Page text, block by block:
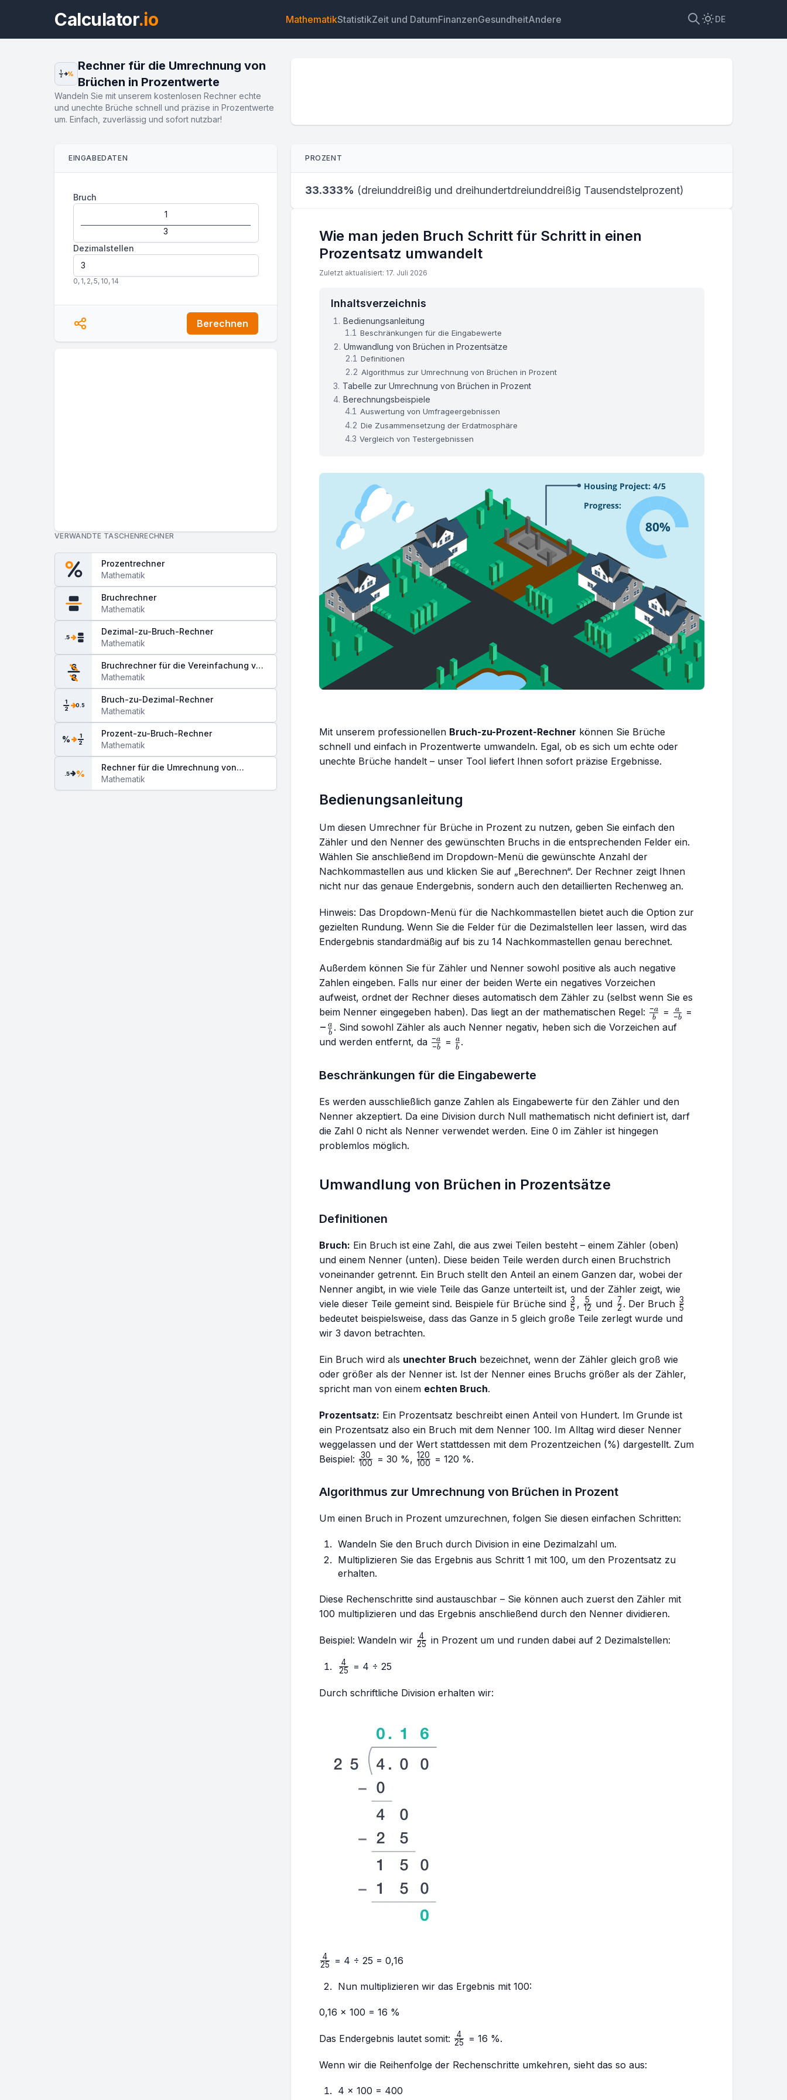
Calculator.io MathematikStatistikZeit und DatumFinanzenGesundheitAndere DE
1
2
%
Rechner für die Umrechnung von
Brüchen in Prozentwerte
Wandeln Sie mit unserem kostenlosen Rechner echte
und unechte Brüche schnell und präzise in Prozentwerte
um. Einfach, zuverlässig und sofort nutzbar!
EINGABEDATEN
Bruch
Dezimalstellen
0, 1, 2,5, 10, 14
Berechnen
VERWANDTE TASCHENRECHNER
Prozentrechner
Mathematik
Bruchrechner
Mathematik
.5
Dezimal-zu-Bruch-Rechner
Mathematik
6
8
Bruchrechner für die Vereinfachung von
Brüchen
Mathematik
1
2 0.5
Bruch-zu-Dezimal-Rechner
Mathematik
% 1
2
Prozent-zu-Bruch-Rechner
Mathematik
.5 %
Rechner für die Umrechnung von
Dezimal in Prozent
Mathematik
PROZENT
33.333% (dreiunddreißig und dreihundertdreiunddreißig Tausendstelprozent)
Wie man jeden Bruch Schritt für Schritt in einen
Prozentsatz umwandelt
Zuletzt aktualisiert: 17. Juli 2026
Inhaltsverzeichnis
Bedienungsanleitung
Beschränkungen für die Eingabewerte
Umwandlung von Brüchen in Prozentsätze
Definitionen
Algorithmus zur Umrechnung von Brüchen in Prozent
Tabelle zur Umrechnung von Brüchen in Prozent
Berechnungsbeispiele
Auswertung von Umfrageergebnissen
Die Zusammensetzung der Erdatmosphäre
Vergleich von Testergebnissen
Mit unserem professionellen Bruch-zu-Prozent-Rechner können Sie Brüche
schnell und einfach in Prozentwerte umwandeln. Egal, ob es sich um echte oder
unechte Brüche handelt – unser Tool liefert Ihnen sofort präzise Ergebnisse.
Bedienungsanleitung
Um diesen Umrechner für Brüche in Prozent zu nutzen, geben Sie einfach den
Zähler und den Nenner des gewünschten Bruchs in die entsprechenden Felder ein.
Wählen Sie anschließend im Dropdown-Menü die gewünschte Anzahl der
Nachkommastellen aus und klicken Sie auf „Berechnen“. Der Rechner zeigt Ihnen
nicht nur das genaue Endergebnis, sondern auch den detaillierten Rechenweg an.
Hinweis: Das Dropdown-Menü für die Nachkommastellen bietet auch die Option zur
gezielten Rundung. Wenn Sie die Felder für die Dezimalstellen leer lassen, wird das
Endergebnis standardmäßig auf bis zu 14 Nachkommastellen genau berechnet.
Außerdem können Sie für Zähler und Nenner sowohl positive als auch negative
Zahlen eingeben. Falls nur einer der beiden Werte ein negatives Vorzeichen
aufweist, ordnet der Rechner dieses automatisch dem Zähler zu (selbst wenn Sie es
beim Nenner eingegeben haben). Das liegt an der mathematischen Regel: \frac{-
a}{b}
b
−a = \frac{a}
{-b}
−b
a =
-
\frac{a}
− b
a . Sind sowohl Zähler als auch Nenner negativ, heben sich die Vorzeichen auf
und werden entfernt, da \frac{-
−b
−a = \frac{a}
b
a .
Beschränkungen für die Eingabewerte
Es werden ausschließlich ganze Zahlen als Eingabewerte für den Zähler und den
Nenner akzeptiert. Da eine Division durch Null mathematisch nicht definiert ist, darf
die Zahl 0 nicht als Nenner verwendet werden. Eine 0 im Zähler ist hingegen
problemlos möglich.
Umwandlung von Brüchen in Prozentsätze
Definitionen
Bruch: Ein Bruch ist eine Zahl, die aus zwei Teilen besteht – einem Zähler (oben)
und einem Nenner (unten). Diese beiden Teile werden durch einen Bruchstrich
voneinander getrennt. Ein Bruch stellt den Anteil an einem Ganzen dar, wobei der
Nenner angibt, in wie viele Teile das Ganze unterteilt ist, und der Zähler zeigt, wie
viele dieser Teile gemeint sind. Beispiele für Brüche sind \frac{3}
{5}
5
3 , \frac{5}
{12}
12
5 und \frac{7}
{2}
2
7 . Der Bruch \frac{3}
{5}
5
3
bedeutet beispielsweise, dass das Ganze in 5 gleich große Teile zerlegt wurde und
wir 3 davon betrachten.
Ein Bruch wird als unechter Bruch bezeichnet, wenn der Zähler gleich groß wie
oder größer als der Nenner ist. Ist der Nenner eines Bruchs größer als der Zähler,
spricht man von einem echten Bruch.
Prozentsatz: Ein Prozentsatz beschreibt einen Anteil von Hundert. Im Grunde ist
ein Prozentsatz also ein Bruch mit dem Nenner 100. Im Alltag wird dieser Nenner
weggelassen und der Wert stattdessen mit dem Prozentzeichen (%) dargestellt. Zum
Beispiel: \frac{30}
100
30 = 30 %, \frac{120}
100
120 = 120 %.
Algorithmus zur Umrechnung von Brüchen in Prozent
Um einen Bruch in Prozent umzurechnen, folgen Sie diesen einfachen Schritten:
Wandeln Sie den Bruch durch Division in eine Dezimalzahl um.
Multiplizieren Sie das Ergebnis aus Schritt 1 mit 100, um den Prozentsatz zu
erhalten.
Diese Rechenschritte sind austauschbar – Sie können auch zuerst den Zähler mit
100 multiplizieren und das Ergebnis anschließend durch den Nenner dividieren.
Beispiel: Wandeln wir \frac{4}
25
4 in Prozent um und runden dabei auf 2 Dezimalstellen:
\frac{4}
25
4 = 4 ÷ 25
Durch schriftliche Division erhalten wir:
\frac{4}
25
4 = 4 ÷ 25 = 0,16
Nun multiplizieren wir das Ergebnis mit 100:
0,16 × 100 = 16 %
Das Endergebnis lautet somit: \frac{4}
25
4 = 16 %.
Wenn wir die Reihenfolge der Rechenschritte umkehren, sieht das so aus:
4 × 100 = 400